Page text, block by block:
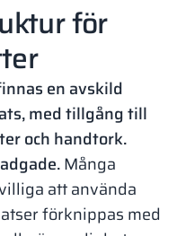
för
en avskild
med tillgång till
och handtork.
Många
att använda
förknippas med